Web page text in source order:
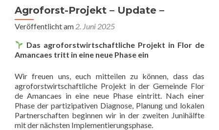
Agroforst-Projekt – Update –
Veröffentlicht am 2. Juni 2025
Das agroforstwirtschaftliche Projekt in Flor de
Amancaes tritt in eine neue Phase ein
Wir freuen uns, euch mitteilen zu können, dass das
agroforstwirtschaftliche Projekt in der Gemeinde Flor
de Amancaes in eine neue Phase eintritt. Nach einer
Phase der partizipativen Diagnose, Planung und lokalen
Partnerschaften beginnen wir in der zweiten Junihälfte
mit der nächsten Implementierungsphase.